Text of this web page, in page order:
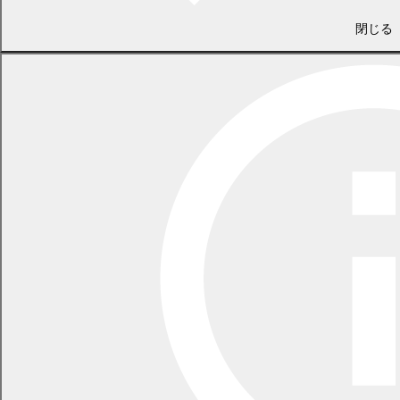
閉じる
第3回臨時会（10月23日）